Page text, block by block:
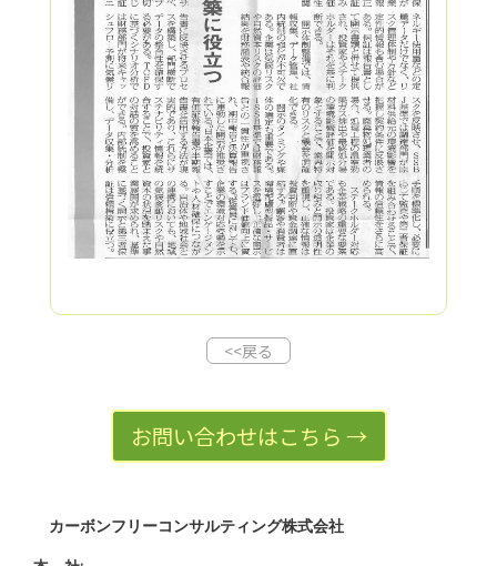
<<戻る
お問い合わせはこちら →
カーボンフリーコンサルティング株式会社